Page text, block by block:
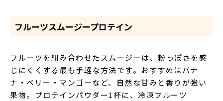
フルーツスムージープロテイン
フルーツを組み合わせたスムージーは、粉っぽさを感
じにくくする最も手軽な方法です。おすすめはバナ
ナ・ベリー・マンゴーなど、自然な甘みと香りが強い
果物。プロテインパウダー1杯に、冷凍フルーツ